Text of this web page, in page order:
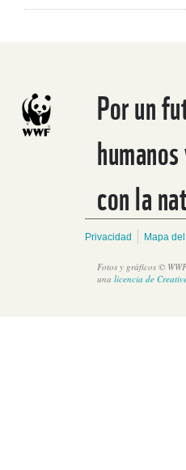
Por un
con la
Privacidad Mapa
Fotos y gráficos ©
una licencia de